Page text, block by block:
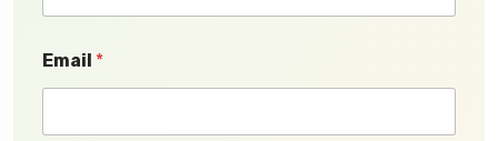
Email *